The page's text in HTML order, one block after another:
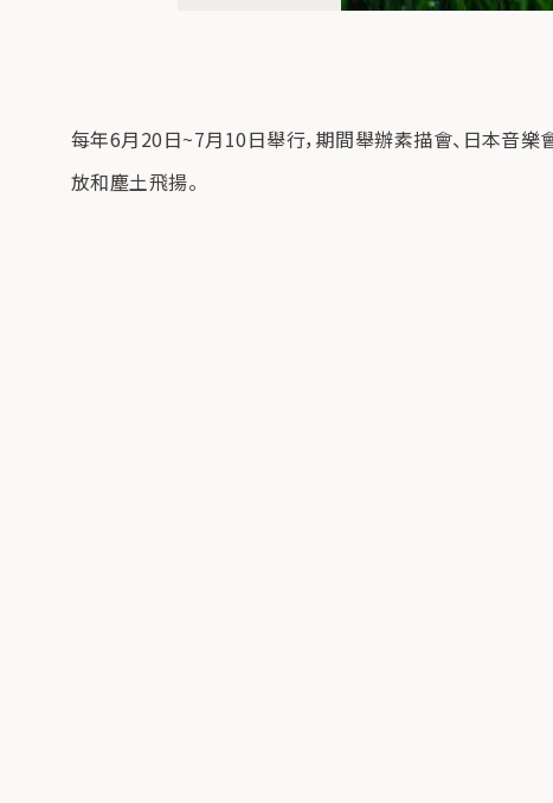
每年6月20日~7月10日舉行，期間舉辦素描會、日本音樂
放和塵土飛揚。